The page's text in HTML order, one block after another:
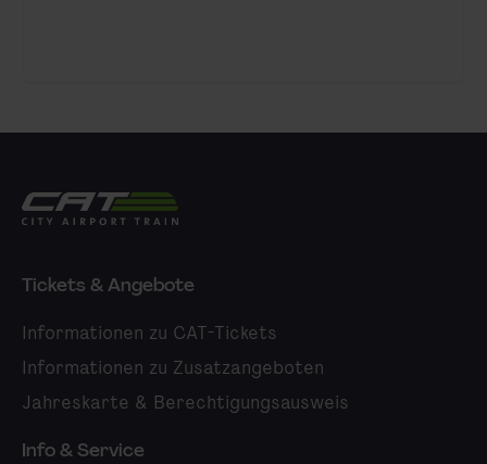
City Airport Train
Tickets & Angebote
Informationen zu CAT-Tickets
Informationen zu Zusatzangeboten
Jahreskarte & Berechtigungsausweis
Info & Service